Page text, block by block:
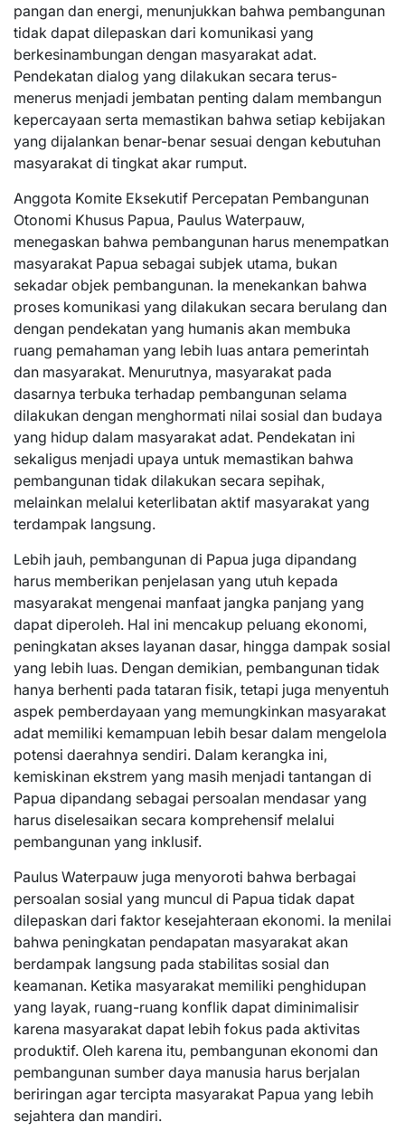
pangan dan energi, menunjukkan bahwa pembangunan
tidak dapat dilepaskan dari komunikasi yang
berkesinambungan dengan masyarakat adat.
Pendekatan dialog yang dilakukan secara terus-
menerus menjadi jembatan penting dalam membangun
kepercayaan serta memastikan bahwa setiap kebijakan
yang dijalankan benar-benar sesuai dengan kebutuhan
masyarakat di tingkat akar rumput.
Anggota Komite Eksekutif Percepatan Pembangunan
Otonomi Khusus Papua, Paulus Waterpauw,
menegaskan bahwa pembangunan harus menempatkan
masyarakat Papua sebagai subjek utama, bukan
sekadar objek pembangunan. Ia menekankan bahwa
proses komunikasi yang dilakukan secara berulang dan
dengan pendekatan yang humanis akan membuka
ruang pemahaman yang lebih luas antara pemerintah
dan masyarakat. Menurutnya, masyarakat pada
dasarnya terbuka terhadap pembangunan selama
dilakukan dengan menghormati nilai sosial dan budaya
yang hidup dalam masyarakat adat. Pendekatan ini
sekaligus menjadi upaya untuk memastikan bahwa
pembangunan tidak dilakukan secara sepihak,
melainkan melalui keterlibatan aktif masyarakat yang
terdampak langsung.
Lebih jauh, pembangunan di Papua juga dipandang
harus memberikan penjelasan yang utuh kepada
masyarakat mengenai manfaat jangka panjang yang
dapat diperoleh. Hal ini mencakup peluang ekonomi,
peningkatan akses layanan dasar, hingga dampak sosial
yang lebih luas. Dengan demikian, pembangunan tidak
hanya berhenti pada tataran fisik, tetapi juga menyentuh
aspek pemberdayaan yang memungkinkan masyarakat
adat memiliki kemampuan lebih besar dalam mengelola
potensi daerahnya sendiri. Dalam kerangka ini,
kemiskinan ekstrem yang masih menjadi tantangan di
Papua dipandang sebagai persoalan mendasar yang
harus diselesaikan secara komprehensif melalui
pembangunan yang inklusif.
Paulus Waterpauw juga menyoroti bahwa berbagai
persoalan sosial yang muncul di Papua tidak dapat
dilepaskan dari faktor kesejahteraan ekonomi. Ia menilai
bahwa peningkatan pendapatan masyarakat akan
berdampak langsung pada stabilitas sosial dan
keamanan. Ketika masyarakat memiliki penghidupan
yang layak, ruang-ruang konflik dapat diminimalisir
karena masyarakat dapat lebih fokus pada aktivitas
produktif. Oleh karena itu, pembangunan ekonomi dan
pembangunan sumber daya manusia harus berjalan
beriringan agar tercipta masyarakat Papua yang lebih
sejahtera dan mandiri.